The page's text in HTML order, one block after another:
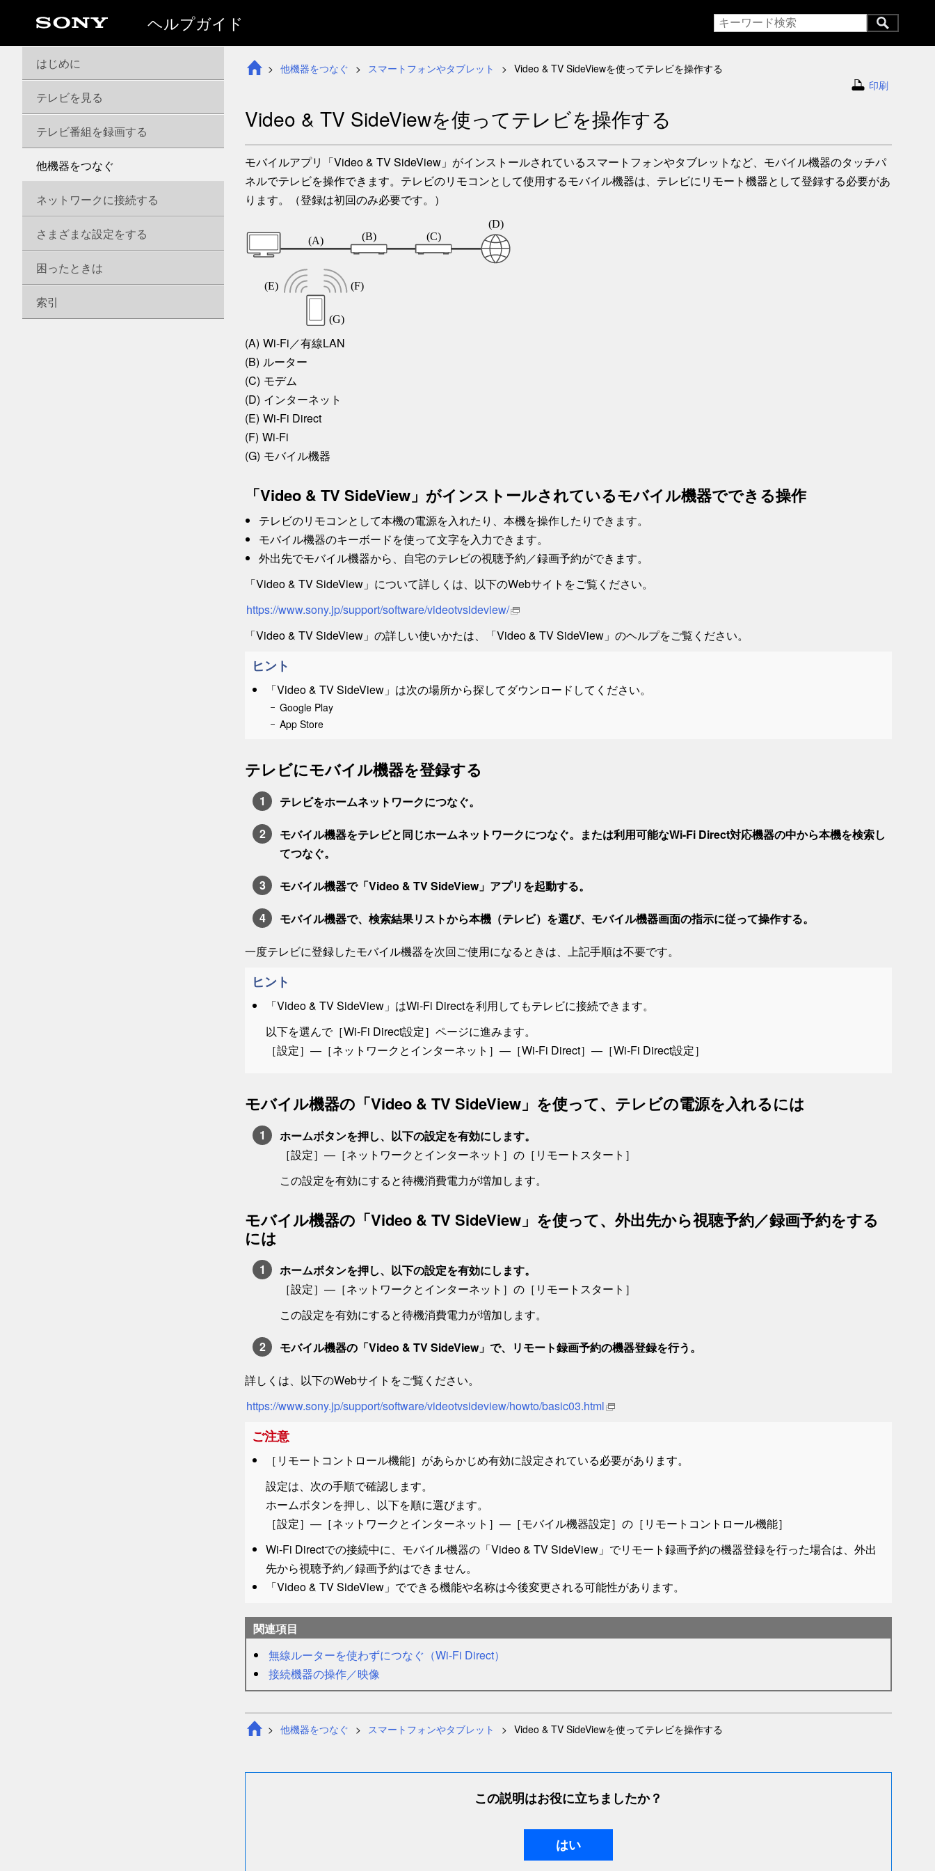
ヘルプガイド
他機器をつなぐ スマートフォンやタブレット
Video & TV SideViewを使ってテレビを操作する
印刷
Video & TV SideViewを使ってテレビを操作する
モバイルアプリ「Video & TV SideView」がインストールされているスマートフォンやタブレットなど、モバイル機器のタッチパ
ネルでテレビを操作できます。テレビのリモコンとして使用するモバイル機器は、テレビにリモート機器として登録する必要があ
ります。（登録は初回のみ必要です。）
Wi-Fi／有線LAN
ルーター
モデム
インターネット
Wi-Fi Direct
Wi-Fi
モバイル機器
「Video & TV SideView」がインストールされているモバイル機器でできる操作
テレビのリモコンとして本機の電源を入れたり、本機を操作したりできます。
モバイル機器のキーボードを使って文字を入力できます。
外出先でモバイル機器から、自宅のテレビの視聴予約／録画予約ができます。
「Video & TV SideView」について詳しくは、以下のWebサイトをご覧ください。
https://www.sony.jp/support/software/videotvsideview/
「Video & TV SideView」の詳しい使いかたは、「Video & TV SideView」のヘルプをご覧ください。
ヒント
「Video & TV SideView」は次の場所から探してダウンロードしてください。
Google Play
App Store
テレビにモバイル機器を登録する
テレビをホームネットワークにつなぐ。
モバイル機器をテレビと同じホームネットワークにつなぐ。または利用可能なWi-Fi Direct対応機器の中から本機を検索し
てつなぐ。
モバイル機器で「Video & TV SideView」アプリを起動する。
モバイル機器で、検索結果リストから本機（テレビ）を選び、モバイル機器画面の指示に従って操作する。
一度テレビに登録したモバイル機器を次回ご使用になるときは、上記手順は不要です。
ヒント
「Video & TV SideView」はWi-Fi Directを利用してもテレビに接続できます。
以下を選んで［Wi‑Fi Direct設定］ページに進みます。
［設定］— ［ネットワークとインターネット ］ —［Wi‑Fi Direct］—［Wi‑Fi Direct設定］
モバイル機器の「Video & TV SideView」を使って、テレビの電源を入れるには
ホームボタンを押し、以下の設定を有効にします。
［設定］— ［ネットワークとインターネット ］ の［ リモートスタート ］
この設定を有効にすると待機消費電力が増加します。
モバイル機器の「Video & TV SideView」を使って、外出先から視聴予約／録画予約をする
には
ホームボタンを押し、以下の設定を有効にします。
［設定］— ［ネットワークとインターネット ］ の［ リモートスタート ］
この設定を有効にすると待機消費電力が増加します。
モバイル機器の「Video & TV SideView」で、リモート録画予約の機器登録を行う。
詳しくは、以下のWebサイトをご覧ください。
https://www.sony.jp/support/software/videotvsideview/howto/basic03.html
ご注意
［ リモートコントロール機能］があらかじめ有効に設定されている必要があります。
設定は、次の手順で確認します。
ホームボタンを押し、以下を順に選びます。
［設定］— ［ネットワークとインターネット ］ —［モバイル機器設定］の［ リモートコントロール機能］
Wi-Fi Directでの接続中に、モバイル機器の「Video & TV SideView」でリモート録画予約の機器登録を行った場合は、外出
先から視聴予約／録画予約はできません。
「Video & TV SideView」でできる機能や名称は今後変更される可能性があります。
関連項目
無線ルーターを使わずにつなぐ（Wi-Fi Direct）
接続機器の操作／映像
他機器をつなぐ スマートフォンやタブレット Video & TV SideViewを使ってテレビを操作する
この説明はお役に立ちましたか？
はじめに
テレビを見る
テレビ番組を録画する
他機器をつなぐ
ネットワークに接続する
さまざまな設定をする
困ったときは
索引